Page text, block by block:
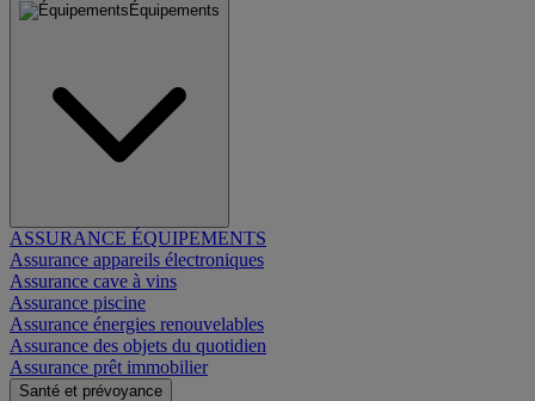
Équipements
ASSURANCE ÉQUIPEMENTS
Assurance appareils électroniques
Assurance cave à vins
Assurance piscine
Assurance énergies renouvelables
Assurance des objets du quotidien
Assurance prêt immobilier
Santé et prévoyance